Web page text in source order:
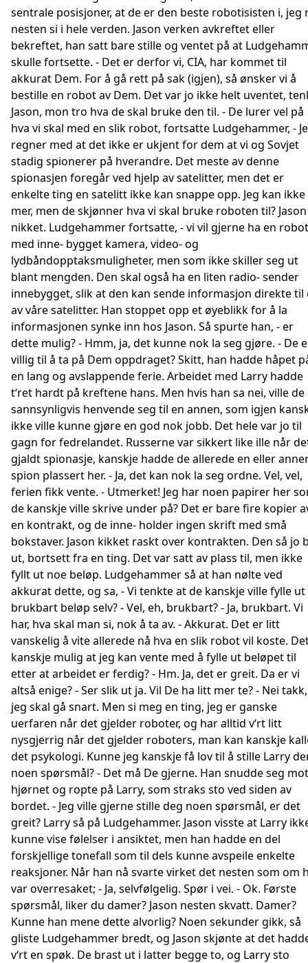
sentrale posisjoner, at de er den beste robotisisten i, jeg
nesten si i hele verden. Jason verken avkreftet eller
bekreftet, han satt bare stille og ventet på at
skulle fortsette. - Det er derfor vi, CIA, har kommet til
akkurat Dem. For å gå rett på sak (igjen), så ønsker vi å
bestille en robot av Dem. Det var jo ikke helt uventet,
Jason, mon tro hva de skal bruke den til. - De lurer vel på
hva vi skal med en slik robot, fortsatte Ludgehammer, -
regner med at det ikke er ukjent for dem at vi og Sovjet
stadig spionerer på hverandre. Det meste av denne
spionasjen foregår ved hjelp av satelitter, men det er
enkelte ting en satelitt ikke kan snappe opp. Jeg kan ikke
mer, men de skjønner hva vi skal bruke roboten til? Jason
nikket. Ludgehammer fortsatte, - vi vil gjerne ha en robot
med inne- bygget kamera, video- og
lydbåndopptaksmuligheter, men som ikke skiller seg ut
blant mengden. Den skal også ha en liten radio- sender
innebygget, slik at den kan sende informasjon direkte til
av våre satelitter. Han stoppet opp et øyeblikk for å la
informasjonen synke inn hos Jason. Så spurte han, - er
dette mulig? - Hmm, ja, det kunne nok la seg gjøre. - De
villig til å ta på Dem oppdraget? Skitt, han hadde håpet
en lang og avslappende ferie. Arbeidet med Larry hadde
t‘ret hardt på kreftene hans. Men hvis han sa nei, ville de
sannsynligvis henvende seg til en annen, som igjen
ikke ville kunne gjøre en god nok jobb. Det hele var jo til
gagn for fedrelandet. Russerne var sikkert like ille når
gjaldt spionasje, kanskje hadde de allerede en eller
spion plassert her. - Ja, det kan nok la seg ordne. Vel, vel,
ferien fikk vente. - Utmerket! Jeg har noen papirer her
de kanskje ville skrive under på? Det er bare fire kopier
en kontrakt, og de inne- holder ingen skrift med små
bokstaver. Jason kikket raskt over kontrakten. Den så jo
ut, bortsett fra en ting. Det var satt av plass til, men ikke
fyllt ut noe beløp. Ludgehammer så at han nølte ved
akkurat dette, og sa, - Vi tenkte at de kanskje ville fylle ut
brukbart beløp selv? - Vel, eh, brukbart? - Ja, brukbart. Vi
har, hva skal man si, nok å ta av. - Akkurat. Det er litt
vanskelig å vite allerede nå hva en slik robot vil koste.
kanskje mulig at jeg kan vente med å fylle ut beløpet til
etter at arbeidet er ferdig? - Hm. Ja, det er greit. Da er vi
altså enige? - Ser slik ut ja. Vil De ha litt mer te? - Nei takk,
jeg skal gå snart. Men si meg en ting, jeg er ganske
uerfaren når det gjelder roboter, og har alltid v‘rt litt
nysgjerrig når det gjelder roboters, man kan kanskje
det psykologi. Kunne jeg kanskje få lov til å stille Larry
noen spørsmål? - Det må De gjerne. Han snudde seg mot
hjørnet og ropte på Larry, som straks sto ved siden av
bordet. - Jeg ville gjerne stille deg noen spørsmål, er det
greit? Larry så på Ludgehammer. Jason visste at Larry
kunne vise følelser i ansiktet, men han hadde en del
forskjellige tonefall som til dels kunne avspeile enkelte
reaksjoner. Når han nå svarte virket det nesten som om
var overresaket; - Ja, selvfølgelig. Spør i vei. - Ok. Første
spørsmål, liker du damer? Jason nesten skvatt. Damer?
Kunne han mene dette alvorlig? Noen sekunder gikk, så
gliste Ludgehammer bredt, og Jason skjønte at det
v‘rt en spøk. De brast ut i latter begge to, og Larry sto